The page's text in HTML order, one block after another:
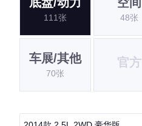
111张 48张
车展/其他
70张
官方